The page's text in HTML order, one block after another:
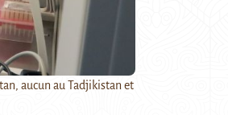
aucun au Tadjikistan et